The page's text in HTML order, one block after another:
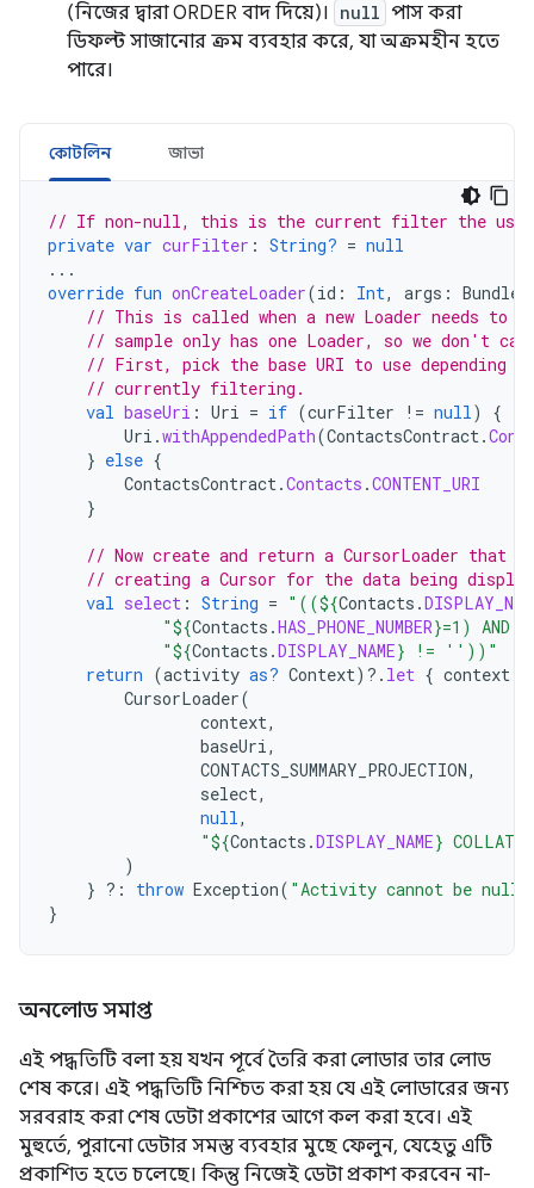
(নিজের দ্বারা ORDER বাদ দিয়ে)।
null পাস করা
ডিফল্ট সাজানোর ক্রম ব্যবহার করে, যা অক্রমহীন হতে
পারে।
কোটলিন জাভা
// If non-null, this is the current filter the user
private var curFilter : String? = null
...
override fun onCreateLoader(id : Int, args :
// This is called when a new Loader needs to
// sample only has one Loader, so we don't
// First, pick the base URI to use depending on
// currently filtering.
val baseUri : Uri = if (curFilter != null)
{
Uri .withAppendedPath(ContactsContract.
} else {
ContactsContract.Contacts .CONTENT_URI
}
// Now create and return a CursorLoader that
// creating a Cursor for the data being
val select : String = "((${Contacts .
"${Contacts .HAS_PHONE_NUMBER}=1) AND
"${Contacts .DISPLAY_NAME} != ''))"
return (activity as? Context) ?. let { context
CursorLoader(
context,
baseUri,
CONTACTS_SUMMARY_PROJECTION,
select,
null,
"${Contacts .DISPLAY_NAME}
)
} ?: throw Exception( "Activity cannot be null"
}
অনলোড সমাপ্ত
এই পদ্ধতিটি বলা হয় যখন পূর্বে তৈরি করা লোডার তার লোড
শেষ করে। এই পদ্ধতিটি নিশ্চিত করা হয় যে এই লোডারের জন্য
সরবরাহ করা শেষ ডেটা প্রকাশের আগে কল করা হবে। এই
মুহুর্তে, পুরানো ডেটার সমস্ত ব্যবহার মুছে ফেলুন, যেহেতু এটি
প্রকাশিত হতে চলেছে। কিন্তু নিজেই ডেটা প্রকাশ করবেন না-